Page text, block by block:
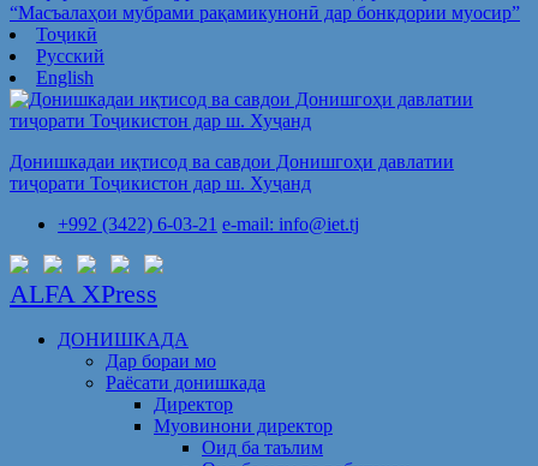
“Масъалаҳои мубрами рақамикунонӣ дар бонкдории муосир”
Тоҷикӣ
Русский
English
Донишкадаи иқтисод ва савдои Донишгоҳи давлатии
тиҷорати Тоҷикистон дар ш. Хуҷанд
+992 (3422) 6-03-21 e-mail: info@iet.tj
ALFA XPress
ДОНИШКАДА
Дар бораи мо
Раёсати донишкада
Директор
Муовинони директор
Оид ба таълим